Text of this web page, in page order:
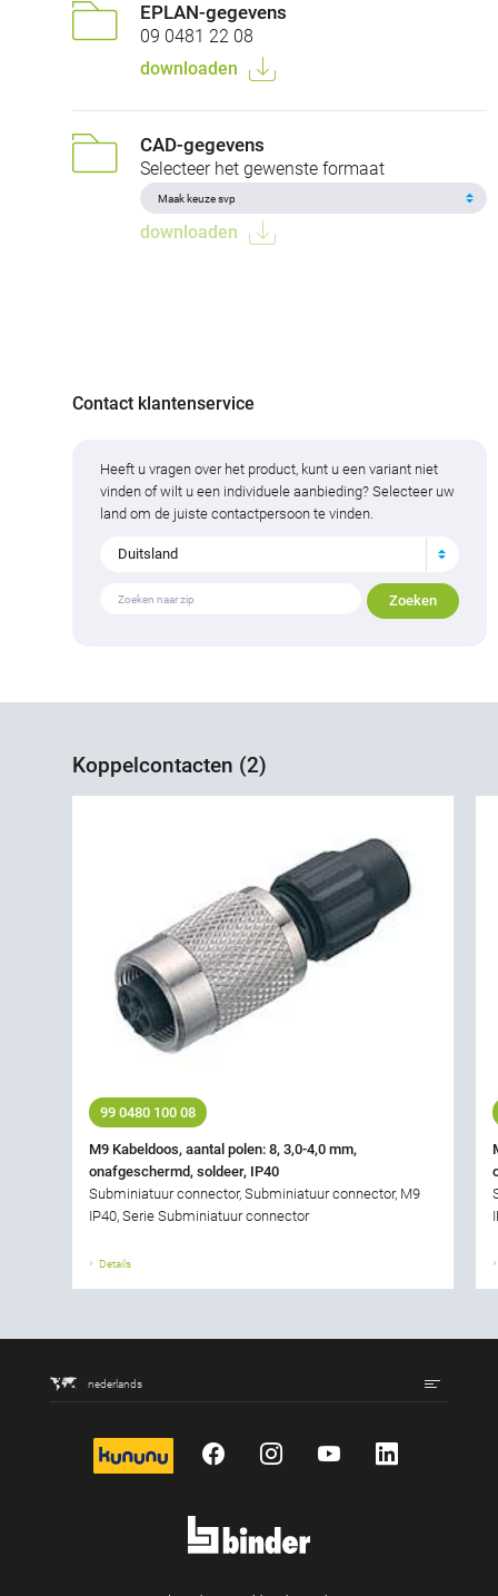
EPLAN-gegevens
09 0481 22 08
downloaden
CAD-gegevens
Selecteer het gewenste formaat
downloaden
Contact klantenservice
Heeft u vragen over het product, kunt u een variant niet
vinden of wilt u een individuele aanbieding? Selecteer uw
land om de juiste contactpersoon te vinden.
Duitsland
Koppelcontacten (2)
99 0480 100 08
M9 Kabeldoos, aantal polen: 8, 3,0-4,0 mm,
onafgeschermd, soldeer, IP40
Subminiatuur connector, Subminiatuur connector, M9
IP40, Serie Subminiatuur connector
Details
nederlands
kununu FacebookInstagram
YouTubeLinkedIn